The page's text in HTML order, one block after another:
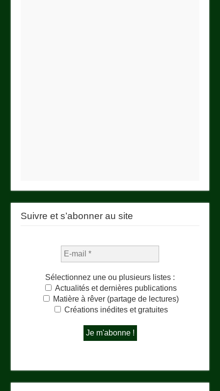
Suivre et s’abonner au site
Sélectionnez une ou plusieurs listes :
Actualités et dernières publications
Matière à rêver (partage de lectures)
Créations inédites et gratuites